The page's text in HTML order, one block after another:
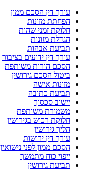
עורך דין הסכם ממון
הפחתת מזונות
חלוקת זמני שהות
הגדלת מזונות
תביעת אבהות
עורך דין ידועים בציבור
הסכם הורות משותפת
ביטול הסכם גירושין
מזונות אישה
תביעת כתובה
יישוב סכסוך
משמורת משותפת
חלוקת רכוש בגירושין
הליך גירושין
עורך דין ירושות
הסכם ממון לפני נישואין
ייפוי כוח מתמשך
תביעת גירושין